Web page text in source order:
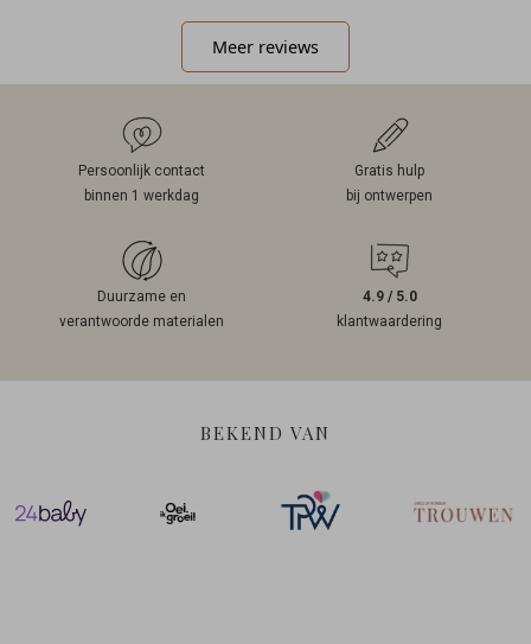
Meer reviews
Persoonlijk contact
binnen 1 werkdag
Gratis hulp
bij ontwerpen
Duurzame en
verantwoorde materialen
4.9 / 5.0
klantwaardering
BEKEND VAN